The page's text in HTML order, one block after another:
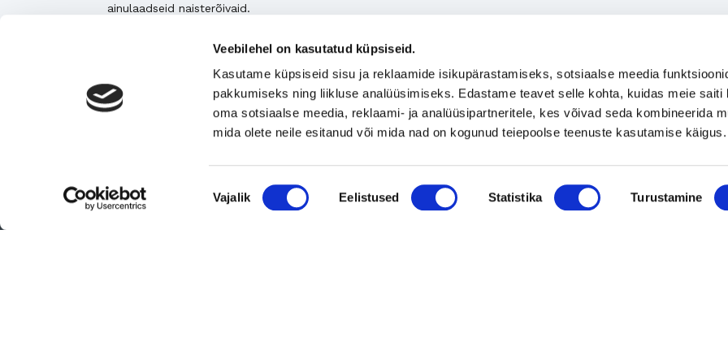
Veebilehel on kasutatud küpsiseid.
Kasutame küpsiseid sisu ja reklaamide isikupärastamiseks, sotsiaalse meedia
pakkumiseks ning liikluse analüüsimiseks. Edastame teavet selle kohta, kuidas meie saiti
oma sotsiaalse meedia, reklaami- ja analüüsipartneritele, kes võivad seda kombineerida
mida olete neile esitanud või mida nad on kogunud teiepoolse teenuste kasutamise käigus.
Nõusoleku
valik
Vajalik Eelistused Statistika Turustamine
ainulaadseid naisterõivaid.
seadmetega tegelev ettevõte
Rahvusvaheliselt tunnustatud metall- ja
tekstiilkompensaatorite projekteerija ja tootja.